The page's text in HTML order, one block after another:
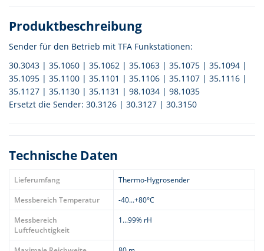
Produktbeschreibung
Sender für den Betrieb mit TFA Funkstationen:
30.3043 | 35.1060 | 35.1062 | 35.1063 | 35.1075 | 35.1094 |
35.1095 | 35.1100 | 35.1101 | 35.1106 | 35.1107 | 35.1116 |
35.1127 | 35.1130 | 35.1131 | 98.1034 | 98.1035
Ersetzt die Sender: 30.3126 | 30.3127 | 30.3150
Technische Daten
Lieferumfang
Thermo-Hygrosender
Messbereich Temperatur
-40...+80°C
Messbereich
Luftfeuchtigkeit
1...99% rH